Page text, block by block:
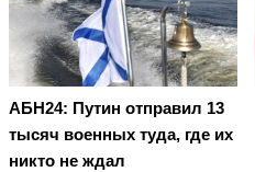
АБН24: Путин отправил 13
тысяч военных туда, где их
никто не ждал